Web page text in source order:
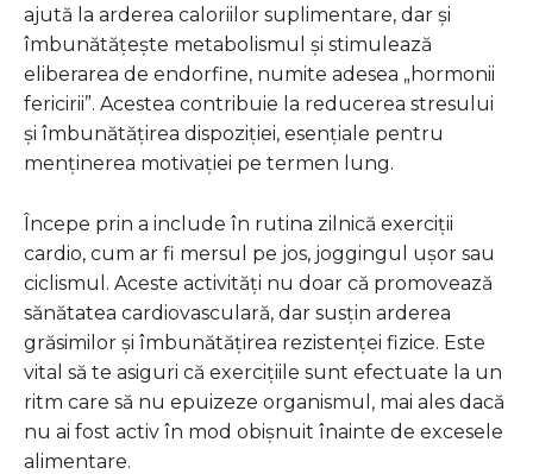
ajută la arderea caloriilor suplimentare, dar și
îmbunătățește metabolismul și stimulează
eliberarea de endorfine, numite adesea „hormonii
fericirii”. Acestea contribuie la reducerea stresului
și îmbunătățirea dispoziției, esențiale pentru
menținerea motivației pe termen lung.
Începe prin a include în rutina zilnică exerciții
cardio, cum ar fi mersul pe jos, joggingul ușor sau
ciclismul. Aceste activități nu doar că promovează
sănătatea cardiovasculară, dar susțin arderea
grăsimilor și îmbunătățirea rezistenței fizice. Este
vital să te asiguri că exercițiile sunt efectuate la un
ritm care să nu epuizeze organismul, mai ales dacă
nu ai fost activ în mod obișnuit înainte de excesele
alimentare.